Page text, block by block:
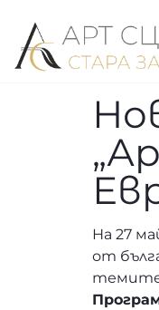
На 27
от
темите